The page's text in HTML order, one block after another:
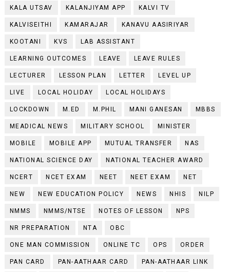
KALA UTSAV KALANJIYAM APP KALVI TV
KALVISEITHI KAMARAJAR KANAVU AASIRIYAR
KOOTANI KVS LAB ASSISTANT
LEARNING OUTCOMES LEAVE LEAVE RULES
LECTURER LESSON PLAN LETTER LEVEL UP
LIVE LOCAL HOLIDAY LOCAL HOLIDAYS
LOCKDOWN M.ED M.PHIL MANI GANESAN MBBS
MEADICAL NEWS MILITARY SCHOOL MINISTER
MOBILE MOBILE APP MUTUAL TRANSFER NAS
NATIONAL SCIENCE DAY NATIONAL TEACHER AWARD
NCERT NCET EXAM NEET NEET EXAM NET
NEW NEW EDUCATION POLICY NEWS NHIS NILP
NMMS NMMS/NTSE NOTES OF LESSON NPS
NR PREPARATION NTA OBC
ONE MAN COMMISSION ONLINE TC OPS ORDER
PAN CARD PAN-AATHAAR CARD PAN-AATHAAR LINK